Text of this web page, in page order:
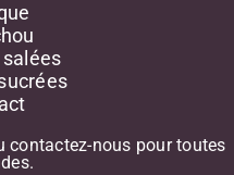
contactez-nous pour toutes